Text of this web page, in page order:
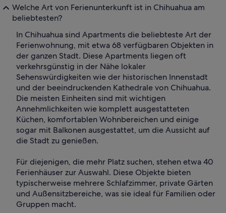
Welche Art von Ferienunterkunft ist in Chihuahua am
beliebtesten?
In Chihuahua sind Apartments die beliebteste Art der
Ferienwohnung, mit etwa 68 verfügbaren Objekten in
der ganzen Stadt. Diese Apartments liegen oft
verkehrsgünstig in der Nähe lokaler
Sehenswürdigkeiten wie der historischen Innenstadt
und der beeindruckenden Kathedrale von Chihuahua.
Die meisten Einheiten sind mit wichtigen
Annehmlichkeiten wie komplett ausgestatteten
Küchen, komfortablen Wohnbereichen und einige
sogar mit Balkonen ausgestattet, um die Aussicht auf
die Stadt zu genießen.
Für diejenigen, die mehr Platz suchen, stehen etwa 40
Ferienhäuser zur Auswahl. Diese Objekte bieten
typischerweise mehrere Schlafzimmer, private Gärten
und Außensitzbereiche, was sie ideal für Familien oder
Gruppen macht.